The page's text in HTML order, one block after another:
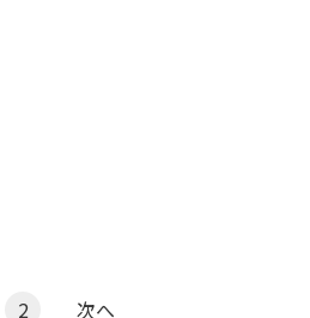
2 次へ